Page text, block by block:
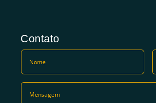
Contato